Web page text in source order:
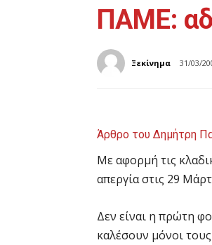
ΠΑΜΕ:
Ξεκίνημα 31/03/
Άρθρο του Δημήτρη
Με αφορμή τις
απεργία στις 29
Δεν είναι η πρώτη
καλέσουν μόνοι